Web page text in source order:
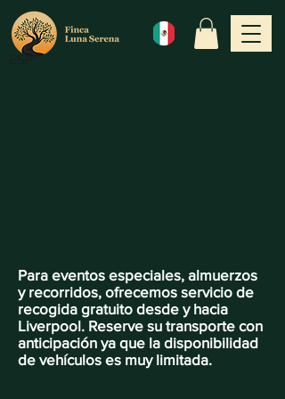
Para eventos especiales, almuerzos
y recorridos, ofrecemos servicio de
recogida gratuito desde y hacia
Liverpool. Reserve su transporte con
anticipación ya que la disponibilidad
de vehículos es muy limitada.